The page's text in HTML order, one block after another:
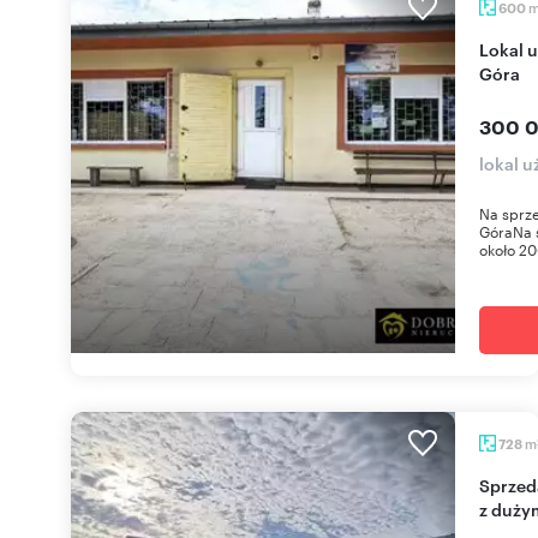
600
Lokal usługowy 200 m² z parkingiem - Strękowa
Góra
300
lokal
Na
GóraNa
około
728 m
Sprzedam lokal użytkowy 728 m² w centrum Ełku
z